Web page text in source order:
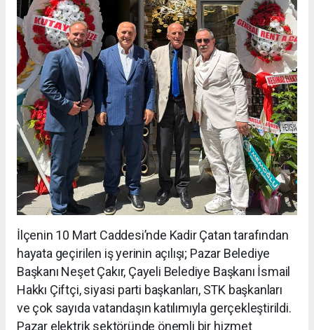
İlçenin 10 Mart Caddesi’nde Kadir Çatan tarafından
hayata geçirilen iş yerinin açılışı; Pazar Belediye
Başkanı Neşet Çakır, Çayeli Belediye Başkanı İsmail
Hakkı Çiftçi, siyasi parti başkanları, STK başkanları
ve çok sayıda vatandaşın katılımıyla gerçekleştirildi.
Pazar elektrik sektöründe önemli bir hizmet